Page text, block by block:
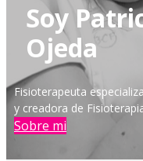
Soy
Ojeda
Fisioterapeuta
y creadora de
Sobre mi